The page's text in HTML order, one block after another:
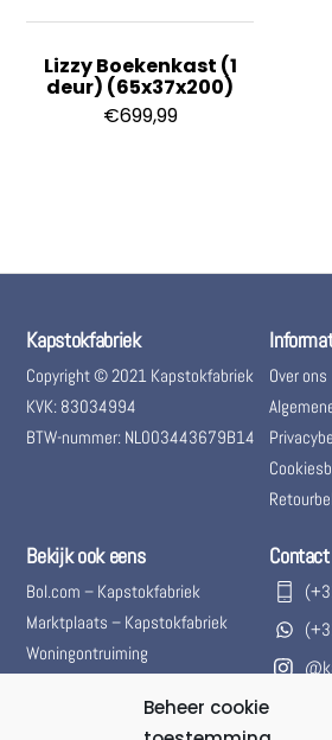
Beheer cookie
Lizzy Boekenkast (1
deur) (65x37x200)
€699,99
Kapstokfabriek
Copyright © 2021 Kapstokfabriek
KVK: 83034994
BTW-nummer: NL003443679B14
Over ons
Bekijk ook eens
Bol.com – Kapstokfabriek
Marktplaats – Kapstokfabriek
Woningontruiming
Contact